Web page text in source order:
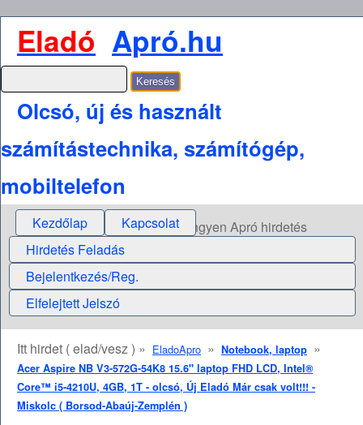
Eladó Apró.hu
Olcsó, új és használt
számítástechnika, számítógép,
mobiltelefon
Kezdőlap Kapcsolat
Ingyen Apró hirdetés
Hirdetés Feladás
Bejelentkezés/Reg.
Elfelejtett Jelszó
Itt hirdet ( elad/vesz ) » EladoApro » Notebook, laptop »
Acer Aspire NB V3-572G-54K8 15.6" laptop FHD LCD, Intel®
Core™ i5-4210U, 4GB, 1T - olcsó, Új Eladó Már csak volt!!! -
Miskolc ( Borsod-Abaúj-Zemplén )